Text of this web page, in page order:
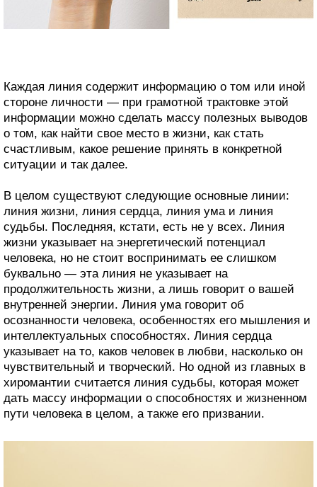
Каждая линия содержит информацию о том или иной
стороне личности — при грамотной трактовке этой
информации можно сделать массу полезных выводов
о том, как найти свое место в жизни, как стать
счастливым, какое решение принять в конкретной
ситуации и так далее.
В целом существуют следующие основные линии:
линия жизни, линия сердца, линия ума и линия
судьбы. Последняя, кстати, есть не у всех. Линия
жизни указывает на энергетический потенциал
человека, но не стоит воспринимать ее слишком
буквально — эта линия не указывает на
продолжительность жизни, а лишь говорит о вашей
внутренней энергии. Линия ума говорит об
осознанности человека, особенностях его мышления и
интеллектуальных способностях. Линия сердца
указывает на то, каков человек в любви, насколько он
чувствительный и творческий. Но одной из главных в
хиромантии считается линия судьбы, которая может
дать массу информации о способностях и жизненном
пути человека в целом, а также его призвании.